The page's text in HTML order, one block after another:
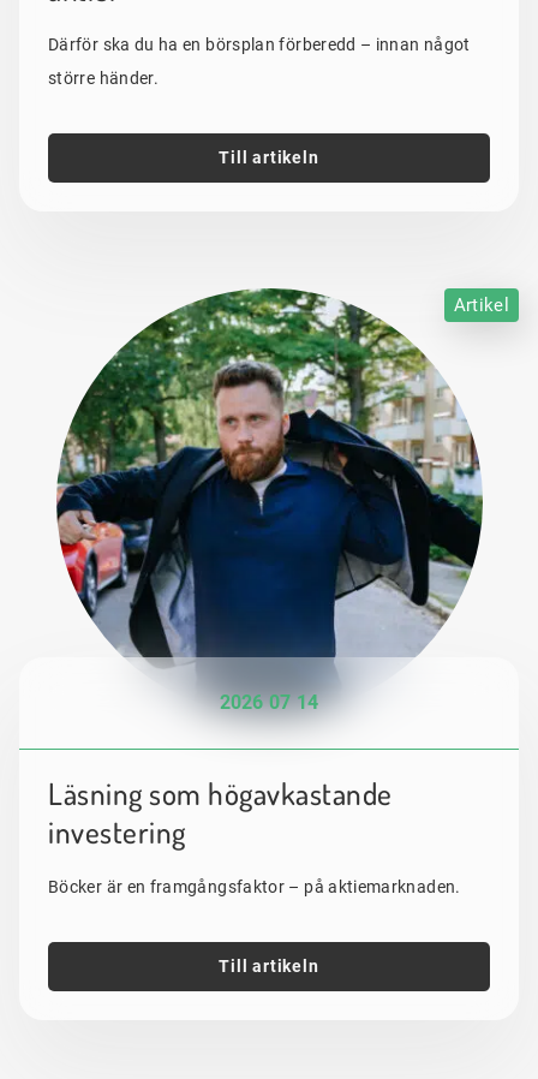
Därför ska du ha en börsplan förberedd – innan något
större händer.
Till artikeln
Artikel
2026 07 14
Läsning som högavkastande
investering
Böcker är en framgångsfaktor – på aktiemarknaden.
Till artikeln